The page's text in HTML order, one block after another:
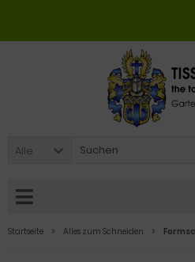
Alle
Startseite Alles zum Schneiden